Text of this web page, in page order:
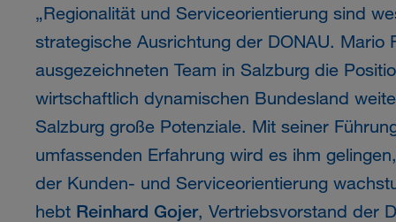
„Regionalität und Serviceorientierung sind
strategische Ausrichtung der DONAU. Mario
ausgezeichneten Team in Salzburg die
wirtschaftlich dynamischen Bundesland
Salzburg große Potenziale. Mit seiner
umfassenden Erfahrung wird es ihm
der Kunden- und Serviceorientierung
hebt Reinhard Gojer, Vertriebsvorstand der